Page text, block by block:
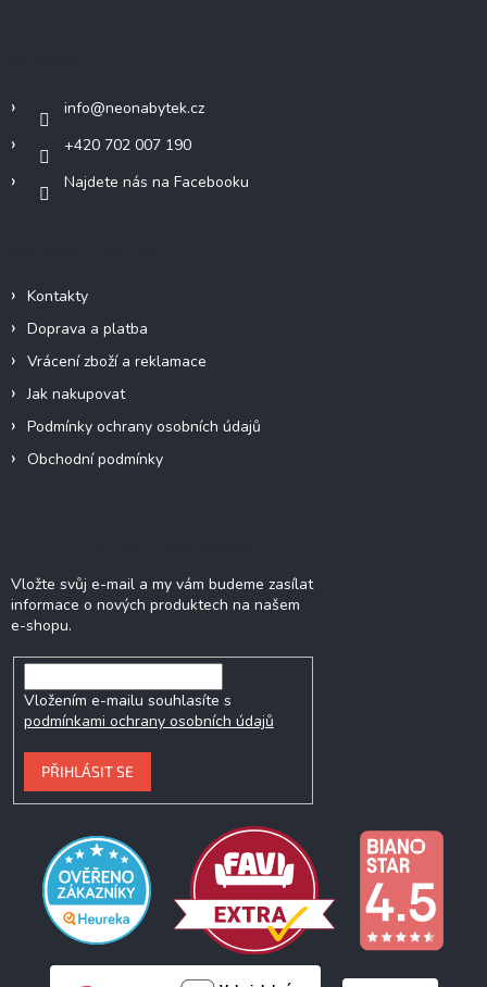
info@neonabytek.cz
+420 702 007 190
Najdete nás na Facebooku
Kontakty
Doprava a platba
Vrácení zboží a reklamace
Jak nakupovat
Podmínky ochrany osobních údajů
Obchodní podmínky
Vložte svůj e-mail a my vám budeme zasílat
informace o nových produktech na našem
e-shopu.
Vložením e-mailu souhlasíte s
podmínkami ochrany osobních údajů
PŘIHLÁSIT SE